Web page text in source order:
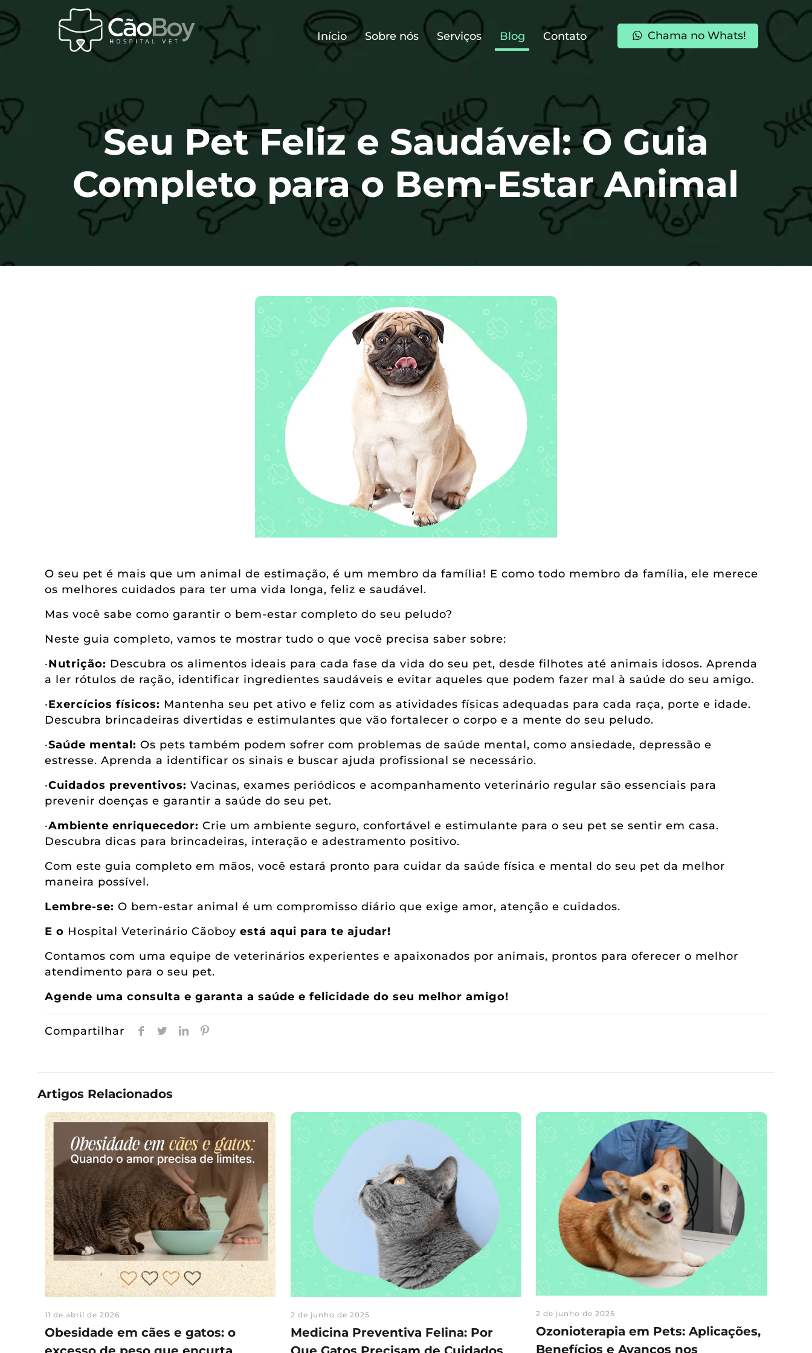
Início Sobre nós Serviços Blog Contato Chama no Whats!
Seu Pet Feliz e Saudável: O Guia
Completo para o Bem-Estar Animal
O seu pet é mais que um animal de estimação, é um membro da família! E como todo membro da família, ele merece
os melhores cuidados para ter uma vida longa, feliz e saudável.
Mas você sabe como garantir o bem-estar completo do seu peludo?
Neste guia completo, vamos te mostrar tudo o que você precisa saber sobre:
·Nutrição: Descubra os alimentos ideais para cada fase da vida do seu pet, desde filhotes até animais idosos. Aprenda
a ler rótulos de ração, identificar ingredientes saudáveis e evitar aqueles que podem fazer mal à saúde do seu amigo.
·Exercícios físicos: Mantenha seu pet ativo e feliz com as atividades físicas adequadas para cada raça, porte e idade.
Descubra brincadeiras divertidas e estimulantes que vão fortalecer o corpo e a mente do seu peludo.
·Saúde mental: Os pets também podem sofrer com problemas de saúde mental, como ansiedade, depressão e
estresse. Aprenda a identificar os sinais e buscar ajuda profissional se necessário.
·Cuidados preventivos: Vacinas, exames periódicos e acompanhamento veterinário regular são essenciais para
prevenir doenças e garantir a saúde do seu pet.
·Ambiente enriquecedor: Crie um ambiente seguro, confortável e estimulante para o seu pet se sentir em casa.
Descubra dicas para brincadeiras, interação e adestramento positivo.
Com este guia completo em mãos, você estará pronto para cuidar da saúde física e mental do seu pet da melhor
maneira possível.
Lembre-se: O bem-estar animal é um compromisso diário que exige amor, atenção e cuidados.
E o Hospital Veterinário Cãoboyestá aqui para te ajudar!
Contamos com uma equipe de veterinários experientes e apaixonados por animais, prontos para oferecer o melhor
atendimento para o seu pet.
Agende uma consulta e garanta a saúde e felicidade do seu melhor amigo!
Compartilhar
Artigos Relacionados
11 de abril de 2026
Obesidade em cães e gatos: o
2 de junho de 2025
Medicina Preventiva Felina: Por
2 de junho de 2025
Ozonioterapia em Pets: Aplicações,
Benefícios e Avanços nos